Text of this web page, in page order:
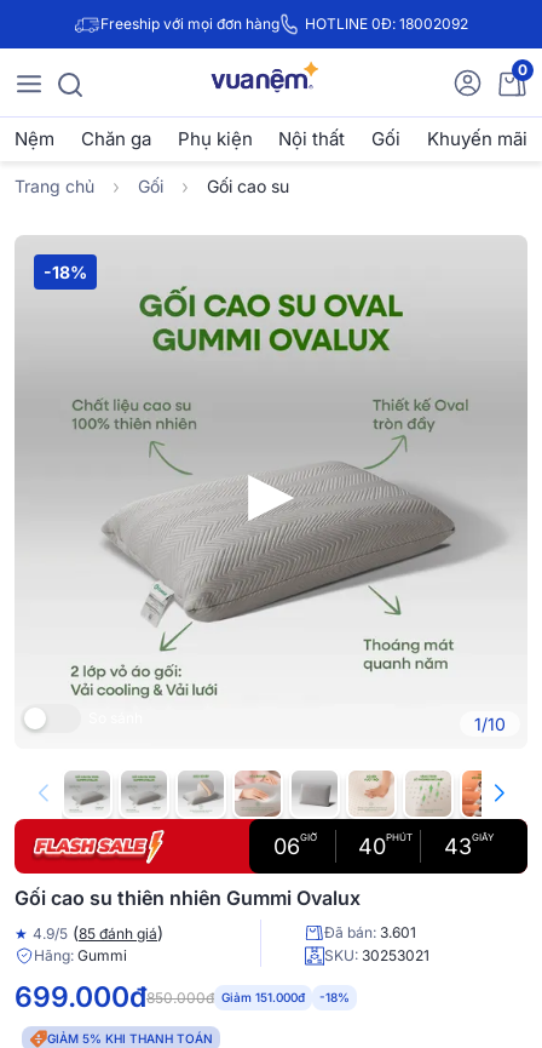
Freeship với mọi đơn hàng HOTLINE 0Đ: 18002092
0
Nệm Chăn ga Phụ kiện Nội thất Gối Khuyến mãi
Trang chủ Gối Gối cao su
-18%
1/10
▶
06GIỜ 40PHÚT 42GIÂY
Gối cao su thiên nhiên Gummi Ovalux
★ 4.9/5 (85 đánh giá) Đã bán: 3.601
Hãng: Gummi SKU: 30253021
699.000đ850.000đ Giảm 151.000đ -18%
GIẢM 5% KHI THANH TOÁN